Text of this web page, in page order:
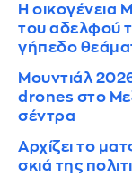
Η οικογένεια
του αδελφού
γήπεδο
Μουντιάλ
drones στο
σέντρα
Αρχίζει το
σκιά της